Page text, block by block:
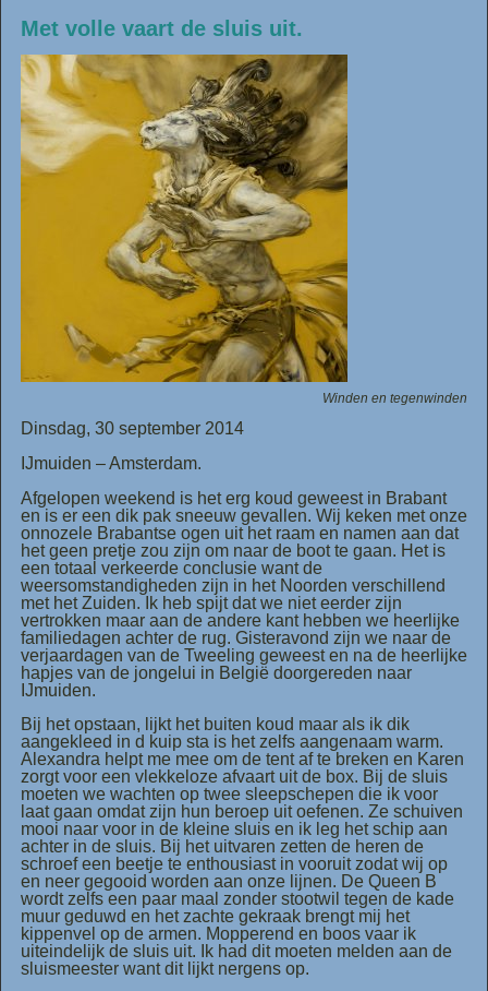
Met volle vaart de sluis uit.
Winden en tegenwinden
Dinsdag, 30 september 2014
IJmuiden – Amsterdam.
Afgelopen weekend is het erg koud geweest in Brabant
en is er een dik pak sneeuw gevallen. Wij keken met onze
onnozele Brabantse ogen uit het raam en namen aan dat
het geen pretje zou zijn om naar de boot te gaan. Het is
een totaal verkeerde conclusie want de
weersomstandigheden zijn in het Noorden verschillend
met het Zuiden. Ik heb spijt dat we niet eerder zijn
vertrokken maar aan de andere kant hebben we heerlijke
familiedagen achter de rug. Gisteravond zijn we naar de
verjaardagen van de Tweeling geweest en na de heerlijke
hapjes van de jongelui in België doorgereden naar
IJmuiden.
Bij het opstaan, lijkt het buiten koud maar als ik dik
aangekleed in d kuip sta is het zelfs aangenaam warm.
Alexandra helpt me mee om de tent af te breken en Karen
zorgt voor een vlekkeloze afvaart uit de box. Bij de sluis
moeten we wachten op twee sleepschepen die ik voor
laat gaan omdat zijn hun beroep uit oefenen. Ze schuiven
mooi naar voor in de kleine sluis en ik leg het schip aan
achter in de sluis. Bij het uitvaren zetten de heren de
schroef een beetje te enthousiast in vooruit zodat wij op
en neer gegooid worden aan onze lijnen. De Queen B
wordt zelfs een paar maal zonder stootwil tegen de kade
muur geduwd en het zachte gekraak brengt mij het
kippenvel op de armen. Mopperend en boos vaar ik
uiteindelijk de sluis uit. Ik had dit moeten melden aan de
sluismeester want dit lijkt nergens op.